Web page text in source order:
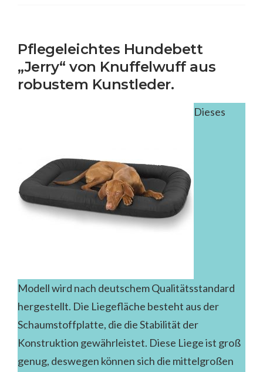
Pflegeleichtes Hundebett
„Jerry“ von Knuffelwuff aus
robustem Kunstleder.
Dieses
Modell wird nach deutschem Qualitätsstandard
hergestellt. Die Liegefläche besteht aus der
Schaumstoffplatte, die die Stabilität der
Konstruktion gewährleistet. Diese Liege ist groß
genug, deswegen können sich die mittelgroßen